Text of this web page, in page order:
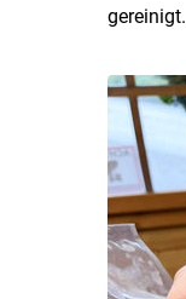
gereinigt.